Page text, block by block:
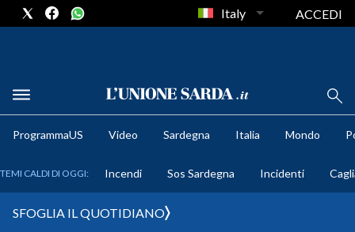
METEO
Italy ACCEDI
ProgrammaUS Video Sardegna Italia Mondo
TEMI CALDI DI OGGI: Incendi Sos Sardegna Incidenti
SFOGLIA IL QUOTIDIANO